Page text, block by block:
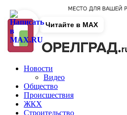
Новости
Видео
Общество
Происшествия
ЖКХ
Строительство
Читайте в MAX